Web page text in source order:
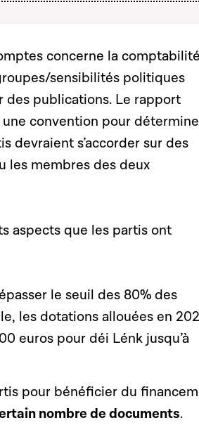
concerne la
sensibilités politiques
des publications. Le rapport
convention pour
devraient s’accorder sur des
les membres des deux
aspects que les partis ont
le seuil des 80% des
les dotations allouées en
euros pour déi Lénk jusqu’à
pour bénéficier du
nombre de documents.